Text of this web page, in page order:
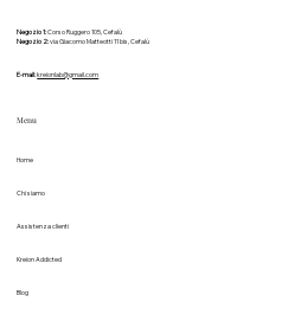
Negozio 1:Corso Ruggero 105, Cefalù
Negozio 2:via Giacomo Matteotti 11 bis, Cefalù
E-mail: kreionlab@gmail.com
Menu
Home
Chi siamo
Assistenza clienti
Kreion Addicted
Blog